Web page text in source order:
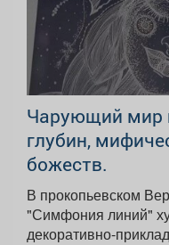
Чарующий мир
глубин,
божеств.
В прокопьевском
"Симфония линий"
декоративно-